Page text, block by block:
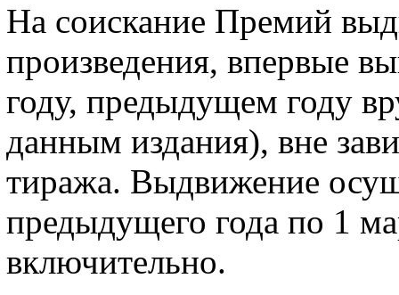
На соискание Премий
произведения, впервые
году, предыдущем году
данным издания), вне
тиража. Выдвижение
предыдущего года по 1
включительно.